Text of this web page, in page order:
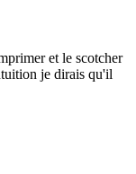
et le scotcher
je dirais qu'il